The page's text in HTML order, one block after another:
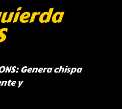
Genera chispa
y